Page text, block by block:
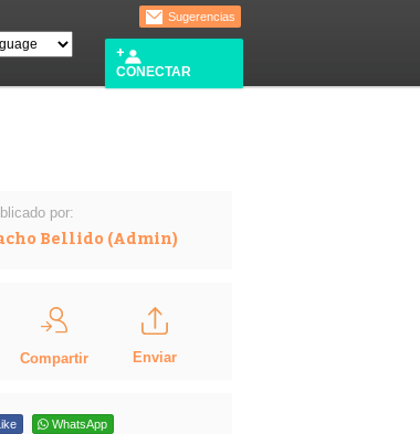
Sugerencias
CONECTAR
por:
Bellido (Admin)
Compartir Enviar
WhatsApp